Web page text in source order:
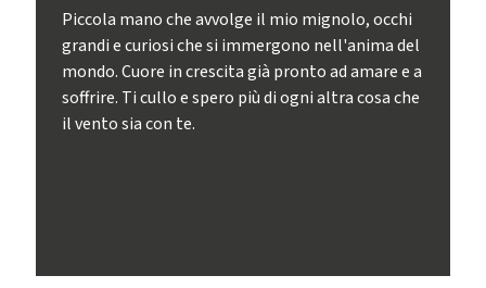
Piccola mano che avvolge il mio mignolo, occhi
grandi e curiosi che si immergono nell'anima del
mondo. Cuore in crescita già pronto ad amare e a
soffrire. Ti cullo e spero più di ogni altra cosa che
il vento sia con te.